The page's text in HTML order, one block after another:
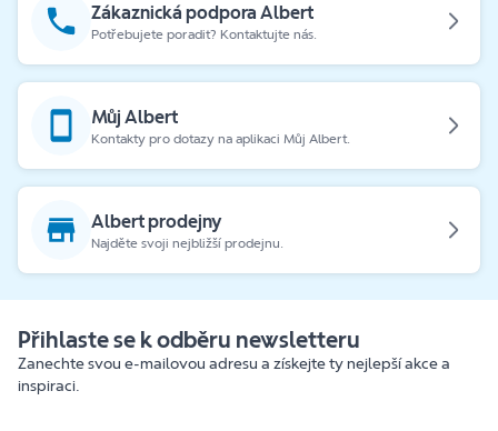
Zákaznická podpora Albert
Potřebujete poradit? Kontaktujte nás.
Můj Albert
Kontakty pro dotazy na aplikaci Můj Albert.
Albert prodejny
Najděte svoji nejbližší prodejnu.
Přihlaste se k odběru newsletteru
Zanechte svou e-mailovou adresu a získejte ty nejlepší akce a
inspiraci.